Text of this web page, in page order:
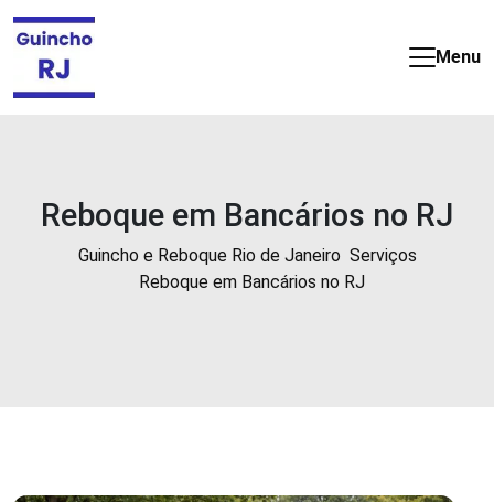
Guincho
no
de
Janeiro
Menu
Reboque em Bancários no RJ
Guincho e Reboque Rio de Janeiro Serviços
Reboque em Bancários no RJ